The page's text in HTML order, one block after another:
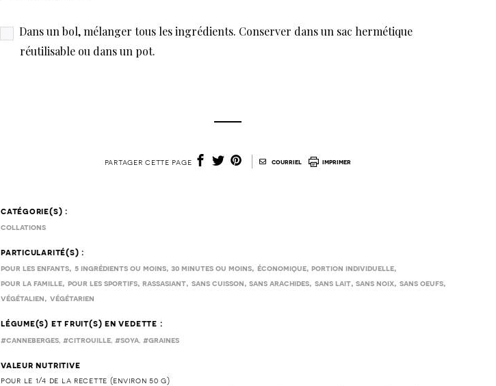
Dans un bol, mélanger tous les ingrédients. Conserver dans un sac hermétique
réutilisable ou dans un pot.
partager cette page courriel imprimer
catégorie(s) :
collations
particularité(s) :
pour les enfants, 5 ingrédients ou moins,30 minutes ou moins, économique,portion individuelle,
pour la famille, pour les sportifs,rassasiant, sans cuisson,sans arachides, sans lait,sans noix, sans oeufs,
végétalien, végétarien
légume(s) et fruit(s) en vedette :
#canneberges, #citrouille, #soya, #graines
valeur nutritive
pour le 1/4 de la recette (environ 50 g)